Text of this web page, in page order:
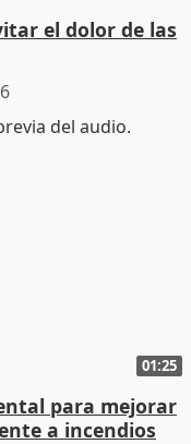
el dolor de las
01:25
para mejorar
a incendios